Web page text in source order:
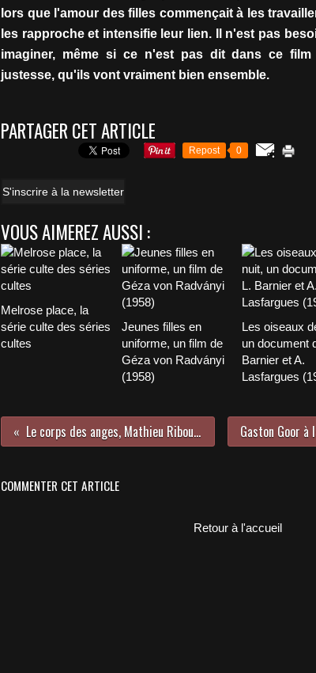
lors que l'amour des filles commençait à les
les rapproche et intensifie leur lien. Il n'est pas
imaginer, même si ce n'est pas dit dans ce
justesse, qu'ils vont vraiment bien ensemble.
PARTAGER CET ARTICLE
Repost 0
S'inscrire à la newsletter
VOUS AIMEREZ AUSSI :
Melrose place, la
série culte des séries
cultes
Jeunes filles en
uniforme, un film de
Géza von Radványi
(1958)
Les oiseaux
un document
Barnier et A.
Lasfargues
Le corps des anges, Mathieu Riboulet
COMMENTER CET ARTICLE
Retour à l'accueil